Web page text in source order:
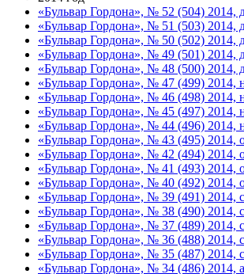
«Бульвар Гордона», № 52 (504) 2014,
«Бульвар Гордона», № 51 (503) 2014,
«Бульвар Гордона», № 50 (502) 2014,
«Бульвар Гордона», № 49 (501) 2014,
«Бульвар Гордона», № 48 (500) 2014,
«Бульвар Гордона», № 47 (499) 2014,
«Бульвар Гордона», № 46 (498) 2014,
«Бульвар Гордона», № 45 (497) 2014,
«Бульвар Гордона», № 44 (496) 2014,
«Бульвар Гордона», № 43 (495) 2014,
«Бульвар Гордона», № 42 (494) 2014,
«Бульвар Гордона», № 41 (493) 2014,
«Бульвар Гордона», № 40 (492) 2014,
«Бульвар Гордона», № 39 (491) 2014,
«Бульвар Гордона», № 38 (490) 2014,
«Бульвар Гордона», № 37 (489) 2014,
«Бульвар Гордона», № 36 (488) 2014,
«Бульвар Гордона», № 35 (487) 2014,
«Бульвар Гордона», № 34 (486) 2014,